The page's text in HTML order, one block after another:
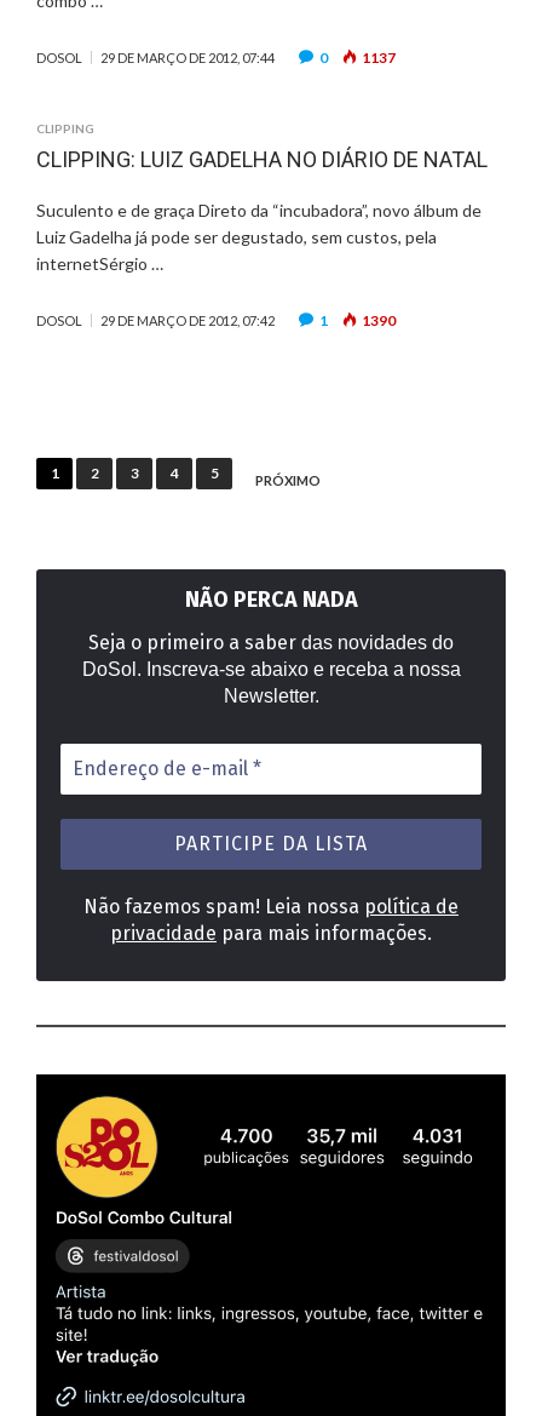
DOSOL 29 DE MARÇO DE 2012, 07:44 0 1137
CLIPPING
CLIPPING: LUIZ GADELHA NO DIÁRIO DE NATAL
Suculento e de graça Direto da “incubadora”, novo álbum de
Luiz Gadelha já pode ser degustado, sem custos, pela
internetSérgio …
DOSOL 29 DE MARÇO DE 2012, 07:42 1 1390
Paginação
1 2 3 4 5 PRÓXIMO
NÃO PERCA NADA
Seja o primeiro a saber das novidades do
DoSol. Inscreva-se abaixo e receba a nossa
Newsletter.
Endereço
de
e-
mail
Não fazemos spam! Leia nossa política de
privacidade para mais informações.